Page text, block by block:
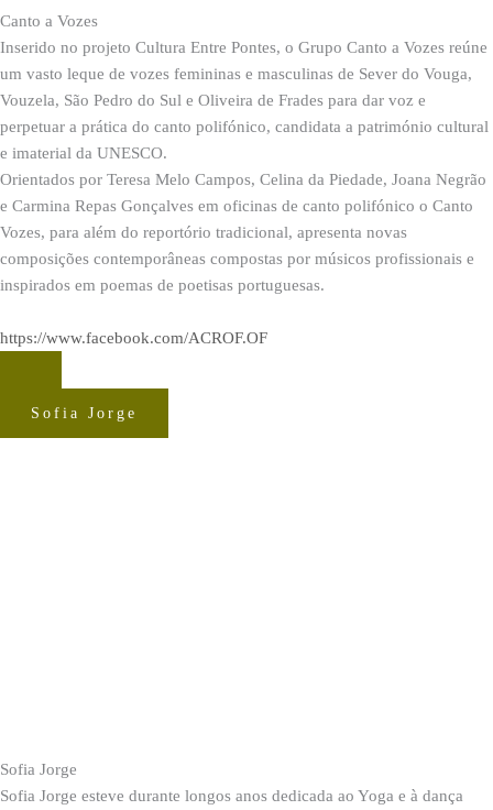
Canto a Vozes
Inserido no projeto Cultura Entre Pontes, o Grupo Canto a Vozes reúne
um vasto leque de vozes femininas e masculinas de Sever do Vouga,
Vouzela, São Pedro do Sul e Oliveira de Frades para dar voz e
perpetuar a prática do canto polifónico, candidata a património cultural
e imaterial da UNESCO.
Orientados por Teresa Melo Campos, Celina da Piedade, Joana Negrão
e Carmina Repas Gonçalves em oficinas de canto polifónico o Canto
Vozes, para além do reportório tradicional, apresenta novas
composições contemporâneas compostas por músicos profissionais e
inspirados em poemas de poetisas portuguesas.
https://www.facebook.com/ACROF.OF
Sofia Jorge
Sofia Jorge
Sofia Jorge esteve durante longos anos dedicada ao Yoga e à dança